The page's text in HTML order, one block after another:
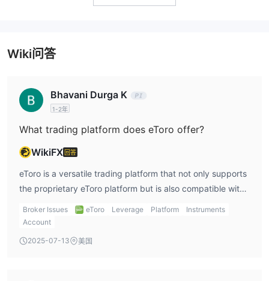
金融市场的技能和知识。
包括文章、视频、网络研讨会和课程，涵盖交易策略、市场分析、风
险管理等各个主题。
交易指南：e投睿还提供一系列交易指南，提供关于股票、商品、货
市场新闻和分析：e投睿为交易者提供最新的金融市场新闻和分析。
包括每日市场更新、每周市场分析和其他教育内容。
更多其他教育资源可以在其官方网站上找到。
结论
户提供了广泛的金融工具和交易选择。其创新的社交交易功能、直观
Wiki问答
Bhavani Durga K
1-2年
What trading platform does eToro offer?
WikiFX 回答
eToro is a versatile trading platform that not only supports
the proprietary eToro platform but is also compatible with
the widely used MetaTrader 4.
Broker Issues eToro Leverage Platform
Instruments
Account
2025-07-13 美国